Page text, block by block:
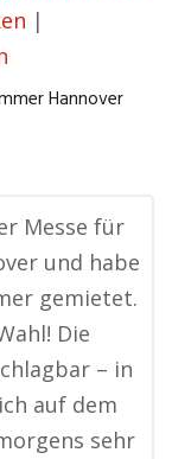
|
Hannover
Messe für
und habe
gemietet.
Die
– in
auf dem
sehr